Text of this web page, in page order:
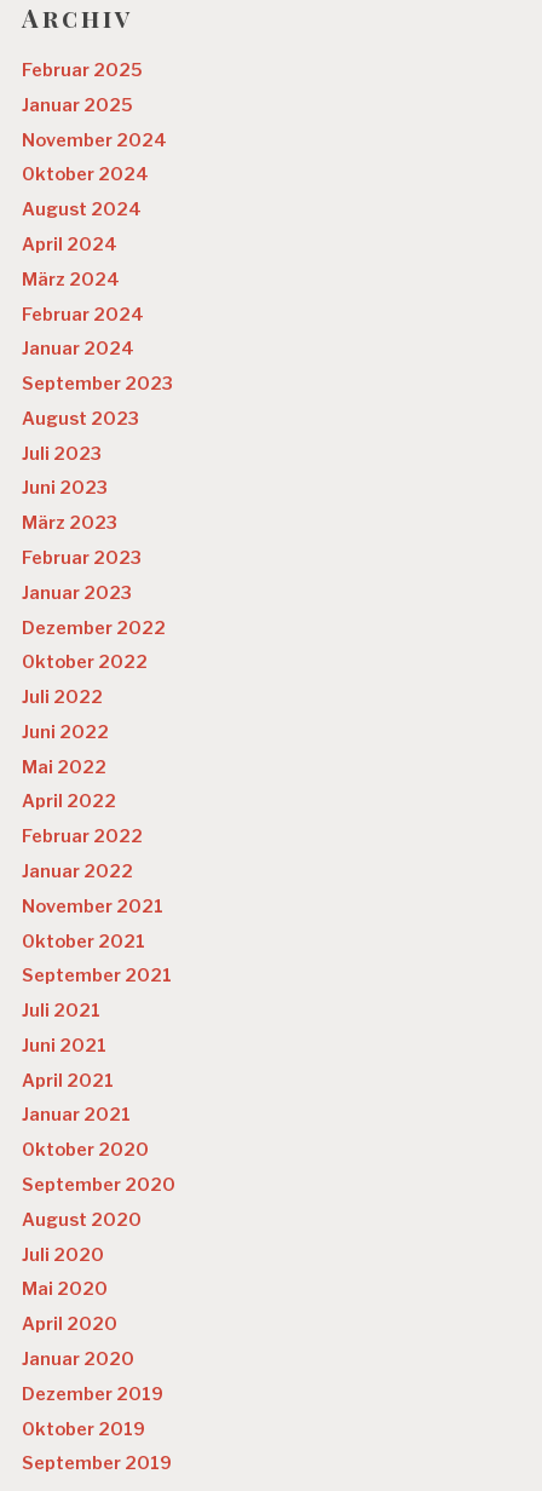
Archiv
Februar 2025
Januar 2025
November 2024
Oktober 2024
August 2024
April 2024
März 2024
Februar 2024
Januar 2024
September 2023
August 2023
Juli 2023
Juni 2023
März 2023
Februar 2023
Januar 2023
Dezember 2022
Oktober 2022
Juli 2022
Juni 2022
Mai 2022
April 2022
Februar 2022
Januar 2022
November 2021
Oktober 2021
September 2021
Juli 2021
Juni 2021
April 2021
Januar 2021
Oktober 2020
September 2020
August 2020
Juli 2020
Mai 2020
April 2020
Januar 2020
Dezember 2019
Oktober 2019
September 2019